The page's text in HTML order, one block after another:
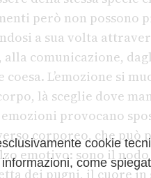
però non possono
a sua volta
comunicazione,
coesa. L’emozione si
là sceglie dove
emozioni provocano
corporeo, che può
emotivo: sono il
dei pugni, il cuore
cookie
come